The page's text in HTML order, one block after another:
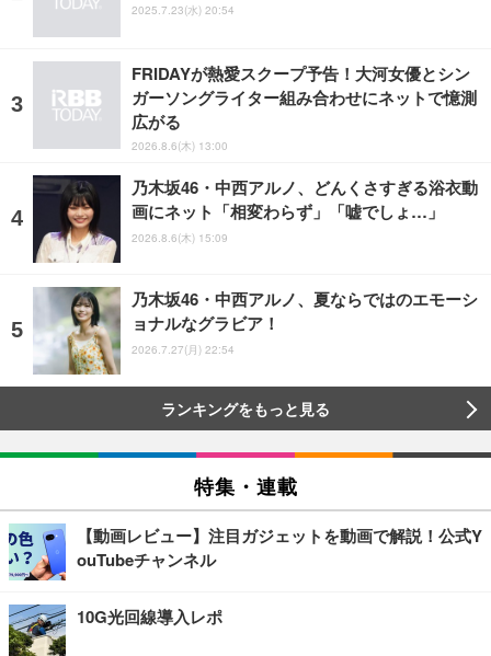
2025.7.23(水) 20:54
FRIDAYが熱愛スクープ予告！大河女優とシン
ガーソングライター組み合わせにネットで憶測
広がる
2026.8.6(木) 13:00
乃木坂46・中西アルノ、どんくさすぎる浴衣動
画にネット「相変わらず」「嘘でしょ…」
2026.8.6(木) 15:09
乃木坂46・中西アルノ、夏ならではのエモーシ
ョナルなグラビア！
2026.7.27(月) 22:54
ランキングをもっと見る
特集・連載
【動画レビュー】注目ガジェットを動画で解説！公式Y
ouTubeチャンネル
10G光回線導入レポ